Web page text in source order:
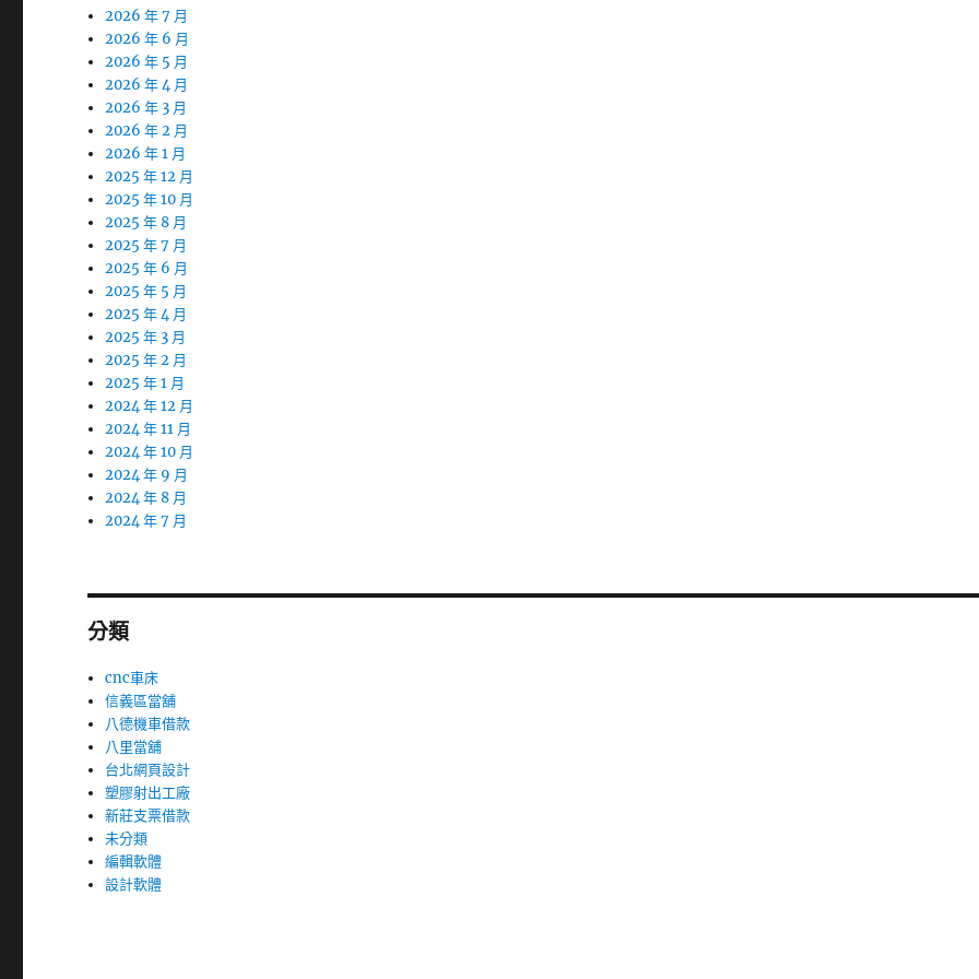
2026 年 7 月
2026 年 6 月
2026 年 5 月
2026 年 4 月
2026 年 3 月
2026 年 2 月
2026 年 1 月
2025 年 12 月
2025 年 10 月
2025 年 8 月
2025 年 7 月
2025 年 6 月
2025 年 5 月
2025 年 4 月
2025 年 3 月
2025 年 2 月
2025 年 1 月
2024 年 12 月
2024 年 11 月
2024 年 10 月
2024 年 9 月
2024 年 8 月
2024 年 7 月
分類
cnc車床
信義區當舖
八德機車借款
八里當舖
台北網頁設計
塑膠射出工廠
新莊支票借款
未分類
編輯軟體
設計軟體